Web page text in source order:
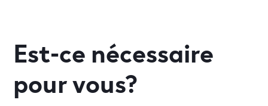
Est-ce nécessaire
pour vous?